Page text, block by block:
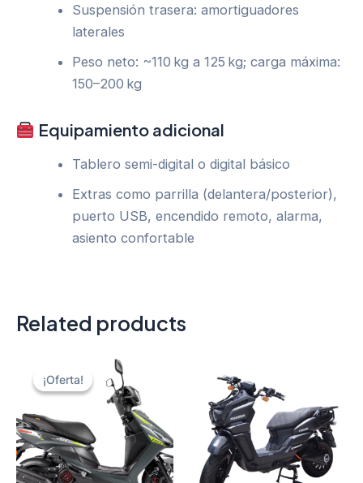
Suspensión trasera: amortiguadores
laterales
Peso neto: ~110 kg a 125 kg; carga máxima:
150–200 kg
Equipamiento adicional
Tablero semi-digital o digital básico
Extras como parrilla (delantera/posterior),
puerto USB, encendido remoto, alarma,
asiento confortable
Related products
¡Oferta!
¡Oferta!